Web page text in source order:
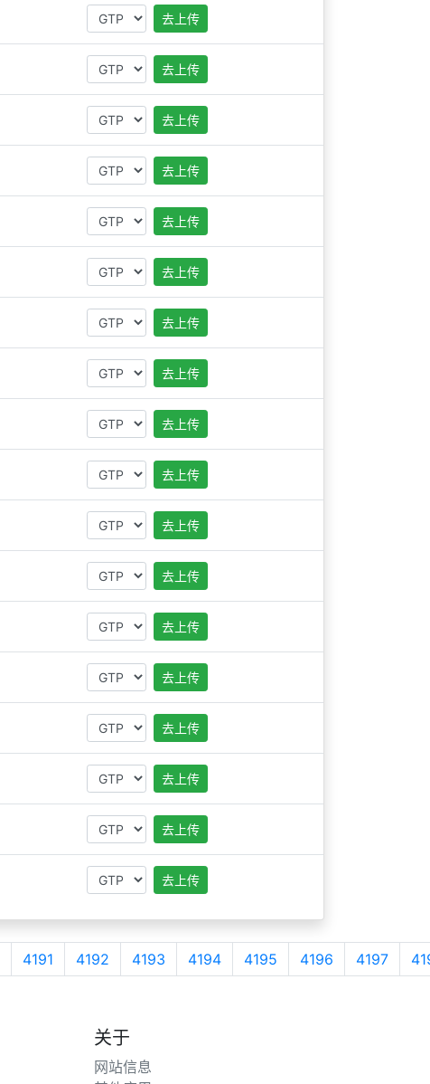
去上传
去上传
去上传
去上传
去上传
去上传
去上传
去上传
去上传
去上传
去上传
去上传
去上传
去上传
去上传
去上传
去上传
去上传
4191 4192 4193 4194 4195 4196 4197
关于
网站信息